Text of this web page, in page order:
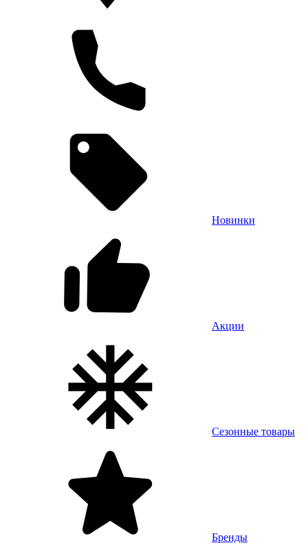
Новинки
Акции
Сезонные товары
Бренды